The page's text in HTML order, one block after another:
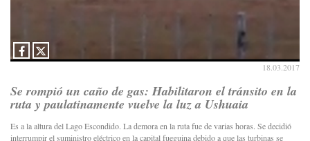
18.03.2017
Se rompió un caño de gas: Habilitaron el tránsito en la
ruta y paulatinamente vuelve la luz a Ushuaia
Es a la altura del Lago Escondido. La demora en la ruta fue de varias horas. Se decidió
interrumpir el suministro eléctrico en la capital fueguina debido a que las turbinas se